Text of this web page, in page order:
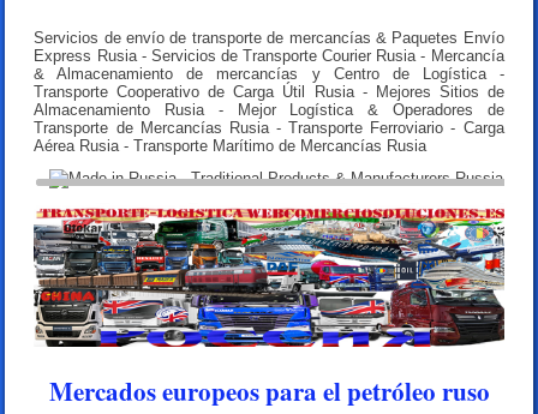
Servicios de envío de transporte de mercancías & Paquetes Envío
Express Rusia - Servicios de Transporte Courier Rusia - Mercancía
& Almacenamiento de mercancías y Centro de Logística -
Transporte Cooperativo de Carga Útil Rusia - Mejores Sitios de
Almacenamiento Rusia - Mejor Logística & Operadores de
Transporte de Mercancías Rusia - Transporte Ferroviario - Carga
Aérea Rusia - Transporte Marítimo de Mercancías Rusia
Mercados europeos para el petróleo ruso